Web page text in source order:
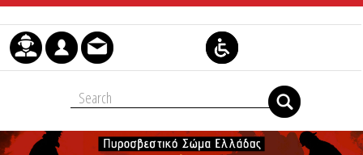
Skip to Content